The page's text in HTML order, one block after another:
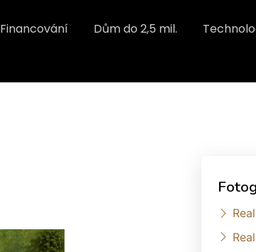
Financování Dům do 2,5 mil.